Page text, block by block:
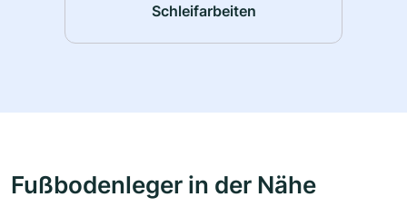
Schleifarbeiten
Fußbodenleger in der Nähe